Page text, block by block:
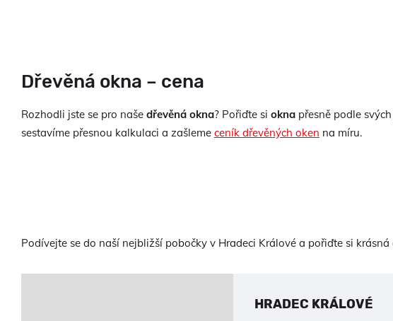
Dřevěná okna – cena
Rozhodli jste se pro naše dřevěná okna? Pořiďte si okna přesně podle
sestavíme přesnou kalkulaci a zašleme ceník dřevěných oken na míru.
Podívejte se do naší nejbližší pobočky v Hradeci Králové a pořiďte si
HRADEC KRÁLOVÉ